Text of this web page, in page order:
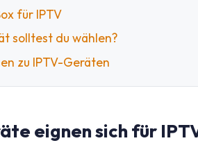
für IPTV
solltest du wählen?
zu IPTV-Geräten
eignen sich für